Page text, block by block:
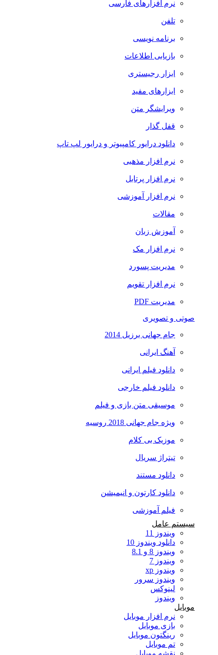
نرم افزارهای فارسی
تلفن
برنامه نویسی
بازیابی اطلاعات
ابزار رجیستری
ابزارهای مفید
ویرایشگر متن
قفل گذار
دانلود درایور کامپیوتر و درایور لپ تاپ
نرم افزار مذهبی
نرم افزار پرتابل
نرم افزار آموزشی
مقالات
آموزش زبان
نرم افزار مک
مدیریت پسورد
نرم افزار تقویم
مدیریت PDF
صوتی و تصویری
جام جهانی برزیل 2014
آهنگ ایرانی
دانلود فیلم ایرانی
دانلود فیلم خارجی
موسیقی متن بازی و فیلم
ویژه جام جهانی 2018 روسیه
موزیک بی کلام
تیتراژ سریال
دانلود مستند
دانلود کارتون و انیمیشن
فیلم آموزشی
سیستم عامل
ویندوز 11
دانلود ویندوز 10
ویندوز 8 و 8.1
ویندوز 7
ویندوز xp
ویندوز سرور
لینوکس
ویندوز
موبایل
نرم افزار موبایل
بازی موبایل
رینگتون موبایل
تم موبایل
نقشه موبایل